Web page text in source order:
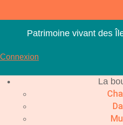
contenu
Patrimoine vivant des
Connexion
La